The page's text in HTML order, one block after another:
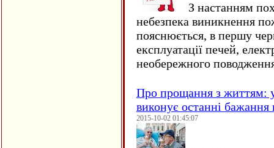
З настанням
небезпека виникнення
пояснюється, в першу
експлуатації печей,
необережного
Про прощання з життям:
виконує останні
2015-10-02 01:45:07